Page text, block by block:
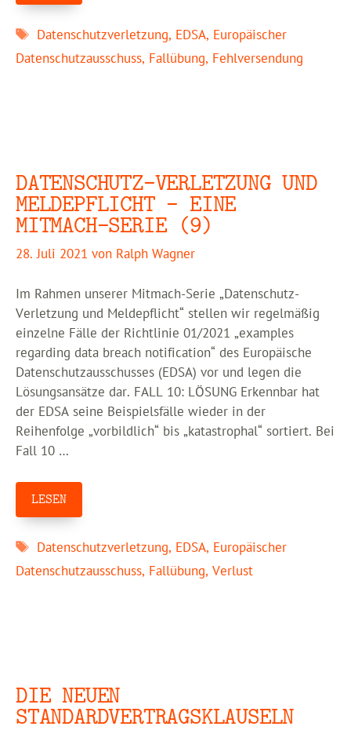
Schlagwörter
Datenschutzverletzung, EDSA, Europäischer
Datenschutzausschuss, Fallübung, Fehlversendung
DATENSCHUTZ-VERLETZUNG UND
MELDEPFLICHT – EINE
MITMACH-SERIE (9)
28. Juli 2021 von Ralph Wagner
Im Rahmen unserer Mitmach-Serie „Datenschutz-
Verletzung und Meldepflicht“ stellen wir regelmäßig
einzelne Fälle der Richtlinie 01/2021 „examples
regarding data breach notification“ des Europäische
Datenschutzausschusses (EDSA) vor und legen die
Lösungsansätze dar. FALL 10: LÖSUNG Erkennbar hat
der EDSA seine Beispielsfälle wieder in der
Reihenfolge „vorbildlich“ bis „katastrophal“ sortiert. Bei
Fall 10 …
LESEN
Schlagwörter
Datenschutzverletzung, EDSA, Europäischer
Datenschutzausschuss, Fallübung, Verlust
DIE NEUEN
STANDARDVERTRAGSKLAUSELN